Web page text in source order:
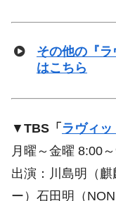
その他の『
はこちら
▼ TBS「 ラヴィッ
月曜～金曜 8:00
出演：川島明（
ー）石田明（